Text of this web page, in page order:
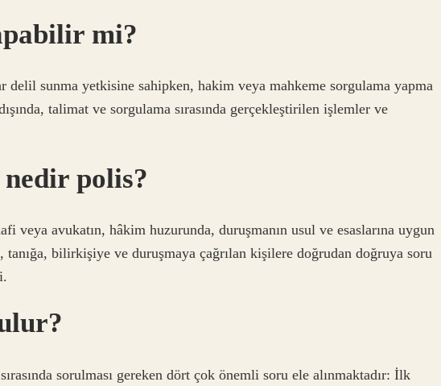
mi?
delil sunma yetkisine sahipken, hakim veya mahkeme sorgulama yapma
talimat ve sorgulama sırasında gerçekleştirilen işlemler ve
polis?
veya avukatın, hâkim huzurunda, duruşmanın usul ve esaslarına uygun
tanığa, bilirkişiye ve duruşmaya çağrılan kişilere doğrudan doğruya soru
sorulması gereken dört çok önemli soru ele alınmaktadır: İlk